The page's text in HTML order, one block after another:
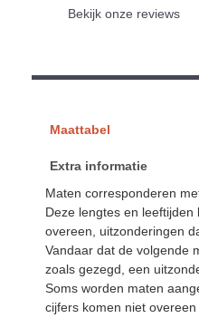
Bekijk onze reviews
Maattabel
Extra informatie
Maten corresponderen
Deze lengtes en
overeen, uitzonderingen
Vandaar dat de volgende
zoals gezegd, een
Soms worden maten
cijfers komen niet